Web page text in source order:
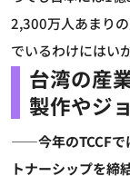
2,300万人あまり
でいるわけにはい
台湾の産
製作やジ
――今年のTCCFで
トナーシップを締